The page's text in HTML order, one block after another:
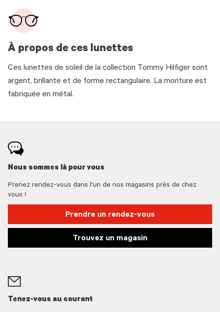
À propos de ces lunettes
Ces lunettes de soleil de la collection Tommy Hilfiger sont
argent, brillante et de forme rectangulaire. La monture est
fabriquée en métal.
Nous sommes là pour vous
Prenez rendez-vous dans l'un de nos magasins près de chez
vous !
Prendre un rendez-vous
Trouvez un magasin
Tenez-vous au courant